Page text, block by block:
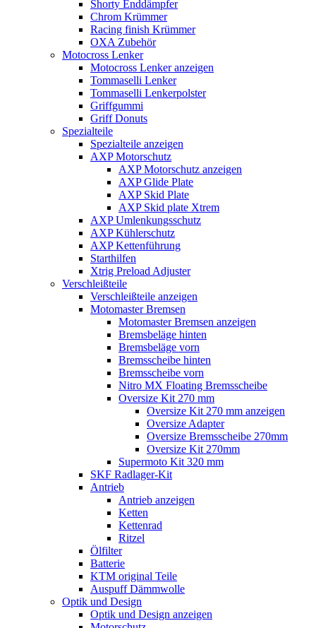
Shorty Enddämpfer
Chrom Krümmer
Racing finish Krümmer
OXA Zubehör
Motocross Lenker
Motocross Lenker anzeigen
Tommaselli Lenker
Tommaselli Lenkerpolster
Griffgummi
Griff Donuts
Spezialteile
Spezialteile anzeigen
AXP Motorschutz
AXP Motorschutz anzeigen
AXP Glide Plate
AXP Skid Plate
AXP Skid plate Xtrem
AXP Umlenkungsschutz
AXP Kühlerschutz
AXP Kettenführung
Starthilfen
Xtrig Preload Adjuster
Verschleißteile
Verschleißteile anzeigen
Motomaster Bremsen
Motomaster Bremsen anzeigen
Bremsbeläge hinten
Bremsbeläge vorn
Bremsscheibe hinten
Bremsscheibe vorn
Nitro MX Floating Bremsscheibe
Oversize Kit 270 mm
Oversize Kit 270 mm anzeigen
Oversize Adapter
Oversize Bremsscheibe 270mm
Oversize Kit 270mm
Supermoto Kit 320 mm
SKF Radlager-Kit
Antrieb
Antrieb anzeigen
Ketten
Kettenrad
Ritzel
Ölfilter
Batterie
KTM original Teile
Auspuff Dämmwolle
Optik und Design
Optik und Design anzeigen